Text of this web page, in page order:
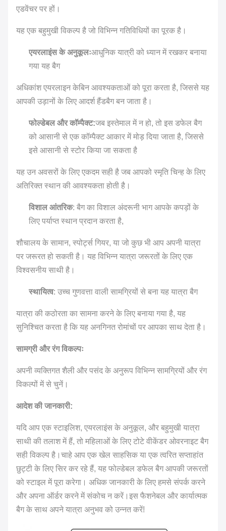
पैटर्न
प्रकार
जिपर
एडवेंचर पर हों।
यह एक बहुमुखी विकल्प है जो विभिन्न गतिविधियों का पूरक है।
एयरलाइंस के अनुकूलःआधुनिक यात्री को ध्यान में रखकर बनाया
गया यह बैग
अधिकांश एयरलाइन केबिन आवश्यकताओं को पूरा करता है, जिससे यह
आपकी उड़ानों के लिए आदर्श हैंडबैग बन जाता है।
फोल्डेबल और कॉम्पैक्ट:जब इस्तेमाल में न हो, तो इस डफेल बैग
को आसानी से एक कॉम्पैक्ट आकार में मोड़ दिया जाता है, जिससे
इसे आसानी से स्टोर किया जा सकता है
यह उन अवसरों के लिए एकदम सही है जब आपको स्मृति चिन्ह के लिए
अतिरिक्त स्थान की आवश्यकता होती है।
विशाल आंतरिक: बैग का विशाल अंदरूनी भाग आपके कपड़ों के
लिए पर्याप्त स्थान प्रदान करता है,
शौचालय के सामान, स्पोर्ट्स गियर, या जो कुछ भी आप अपनी यात्रा
पर जरूरत हो सकती है। यह विभिन्न यात्रा जरूरतों के लिए एक
विश्वसनीय साथी है।
स्थायित्व: उच्च गुणवत्ता वाली सामग्रियों से बना यह यात्रा बैग
यात्रा की कठोरता का सामना करने के लिए बनाया गया है, यह
सुनिश्चित करता है कि यह अनगिनत रोमांचों पर आपका साथ देता है।
सामग्री और रंग विकल्पः
अपनी व्यक्तिगत शैली और पसंद के अनुरूप विभिन्न सामग्रियों और रंग
विकल्पों में से चुनें।
आदेश की जानकारी:
यदि आप एक स्टाइलिश, एयरलाइंस के अनुकूल, और बहुमुखी यात्रा
साथी की तलाश में हैं, तो महिलाओं के लिए टोटे वीकेंडर ओवरनाइट बैग
सही विकल्प है।चाहे आप एक खेल साहसिक या एक त्वरित सप्ताहांत
छुट्टी के लिए सिर कर रहे हैं, यह फोल्डेबल डफेल बैग आपकी जरूरतों
को स्टाइल में पूरा करेगा। अधिक जानकारी के लिए हमसे संपर्क करने
और अपना ऑर्डर करने में संकोच न करें।इस फैशनेबल और कार्यात्मक
बैग के साथ अपने यात्रा अनुभव को उन्नत करें!